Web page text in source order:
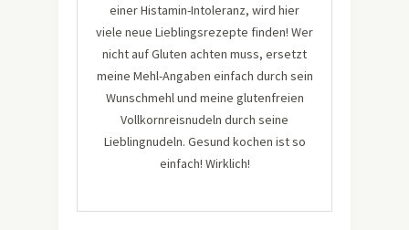
einer Histamin-Intoleranz, wird hier
viele neue Lieblingsrezepte finden! Wer
nicht auf Gluten achten muss, ersetzt
meine Mehl-Angaben einfach durch sein
Wunschmehl und meine glutenfreien
Vollkornreisnudeln durch seine
Lieblingnudeln. Gesund kochen ist so
einfach! Wirklich!